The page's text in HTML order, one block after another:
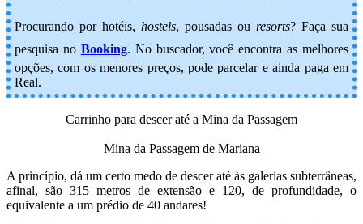
Procurando por hotéis, hostels, pousadas ou resorts? Faça sua
pesquisa no Booking. No buscador, você encontra as melhores
opções, com os menores preços, pode parcelar e ainda paga em
Real.
Carrinho para descer até a Mina da Passagem
Mina da Passagem de Mariana
A princípio, dá um certo medo de descer até às galerias subterrâneas,
afinal, são 315 metros de extensão e 120, de profundidade, o
equivalente a um prédio de 40 andares!